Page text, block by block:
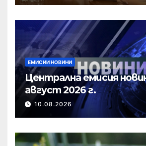
ЕМИСИИ НОВИНИ
Централна емисия
август 2026 г.
10.08.2026